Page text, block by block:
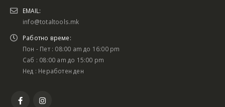
Батериски сет Ротирачки Чекан и Бормашина 20V
EMAIL:
info@totaltools.mk
Работно време:
Пон - Пет : 08:00 am до 16:00 pm
Саб : 08:00 am до 15:00 pm
Нед : Неработен ден